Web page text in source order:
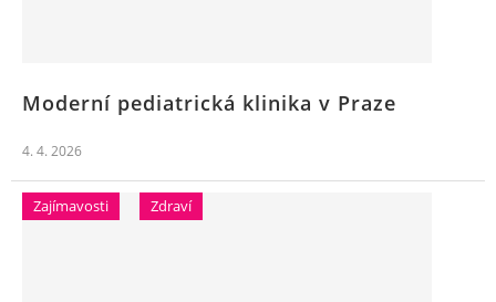
Moderní pediatrická klinika v Praze
4. 4. 2026
Zajímavosti Zdraví